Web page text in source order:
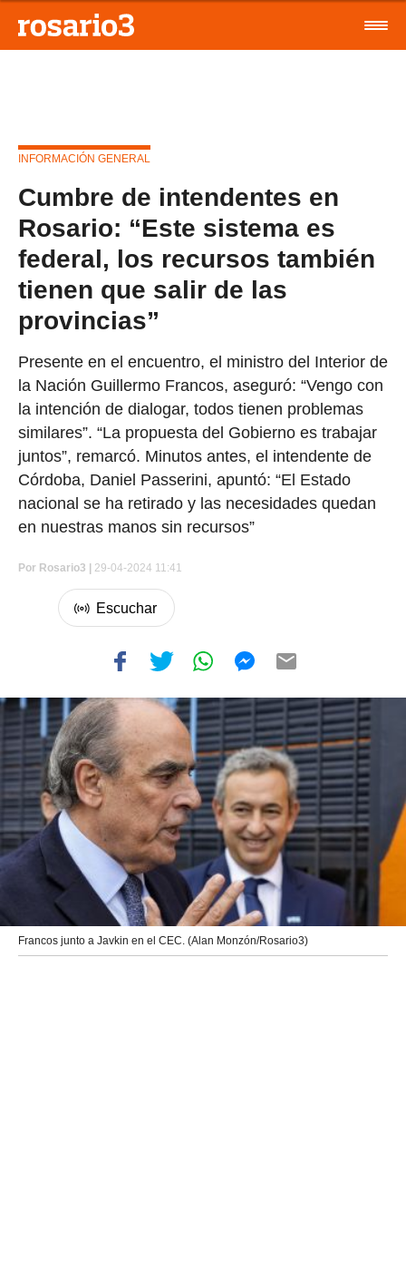
INFORMACIÓN GENERAL
Cumbre de intendentes en
Rosario: “Este sistema es
federal, los recursos también
tienen que salir de las
provincias”
Presente en el encuentro, el ministro del Interior de
la Nación Guillermo Francos, aseguró: “Vengo con
la intención de dialogar, todos tienen problemas
similares”. “La propuesta del Gobierno es trabajar
juntos”, remarcó. Minutos antes, el intendente de
Córdoba, Daniel Passerini, apuntó: “El Estado
nacional se ha retirado y las necesidades quedan
en nuestras manos sin recursos”
Por Rosario3 | 29-04-2024 11:41
Francos junto a Javkin en el CEC. (Alan Monzón/Rosario3)